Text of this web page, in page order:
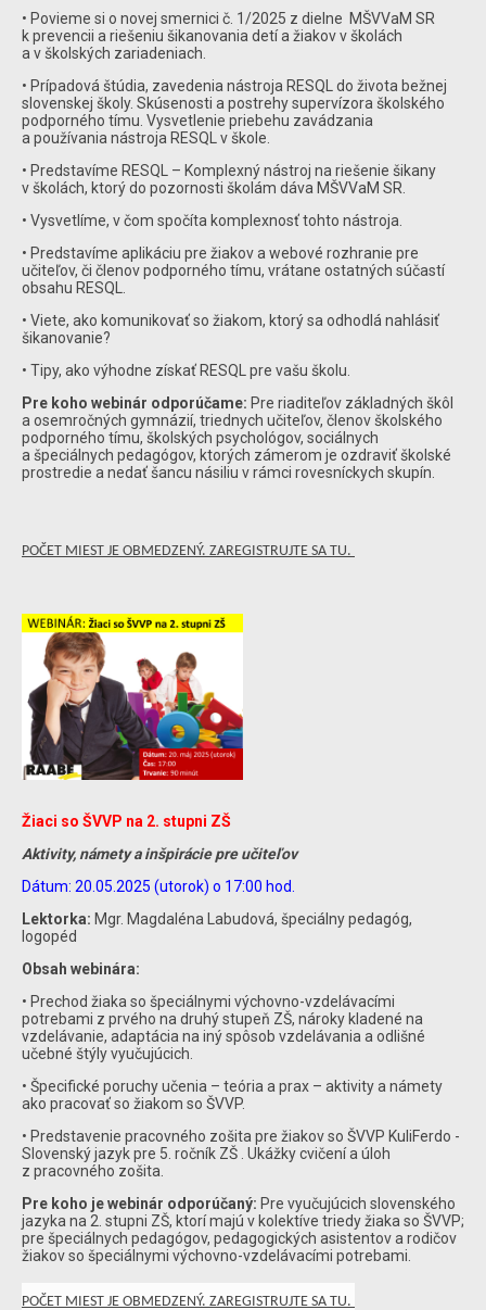
• Povieme si o novej smernici č. 1/2025 z dielne MŠVVaM SR
k prevencii a riešeniu šikanovania detí a žiakov v školách
a v školských zariadeniach.
• Prípadová štúdia, zavedenia nástroja RESQL do života bežnej
slovenskej školy. Skúsenosti a postrehy supervízora školského
podporného tímu. Vysvetlenie priebehu zavádzania
a používania nástroja RESQL v škole.
• Predstavíme RESQL – Komplexný nástroj na riešenie šikany
v školách, ktorý do pozornosti školám dáva MŠVVaM SR.
• Vysvetlíme, v čom spočíta komplexnosť tohto nástroja.
• Predstavíme aplikáciu pre žiakov a webové rozhranie pre
učiteľov, či členov podporného tímu, vrátane ostatných súčastí
obsahu RESQL.
• Viete, ako komunikovať so žiakom, ktorý sa odhodlá nahlásiť
šikanovanie?
• Tipy, ako výhodne získať RESQL pre vašu školu.
Pre koho webinár odporúčame: Pre riaditeľov základných škôl
a osemročných gymnázií, triednych učiteľov, členov školského
podporného tímu, školských psychológov, sociálnych
a špeciálnych pedagógov, ktorých zámerom je ozdraviť školské
prostredie a nedať šancu násiliu v rámci rovesníckych skupín.
POČET MIEST JE OBMEDZENÝ. ZAREGISTRUJTE SA TU.
Žiaci so ŠVVP na 2. stupni ZŠ
Aktivity, námety a inšpirácie pre učiteľov
Dátum: 20.05.2025 (utorok) o 17:00 hod.
Lektorka: Mgr. Magdaléna Labudová, špeciálny pedagóg,
logopéd
Obsah webinára:
• Prechod žiaka so špeciálnymi výchovno-vzdelávacími
potrebami z prvého na druhý stupeň ZŠ, nároky kladené na
vzdelávanie, adaptácia na iný spôsob vzdelávania a odlišné
učebné štýly vyučujúcich.
• Špecifické poruchy učenia – teória a prax – aktivity a námety
ako pracovať so žiakom so ŠVVP.
• Predstavenie pracovného zošita pre žiakov so ŠVVP KuliFerdo -
Slovenský jazyk pre 5. ročník ZŠ . Ukážky cvičení a úloh
z pracovného zošita.
Pre koho je webinár odporúčaný: Pre vyučujúcich slovenského
jazyka na 2. stupni ZŠ, ktorí majú v kolektíve triedy žiaka so ŠVVP;
pre špeciálnych pedagógov, pedagogických asistentov a rodičov
žiakov so špeciálnymi výchovno-vzdelávacími potrebami.
POČET MIEST JE OBMEDZENÝ. ZAREGISTRUJTE SA TU.